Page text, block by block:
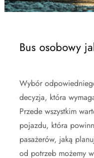
Bus osobowy
Wybór
decyzja, która
Przede wszystkim
pojazdu, która
pasażerów, jaką
od potrzeb możemy